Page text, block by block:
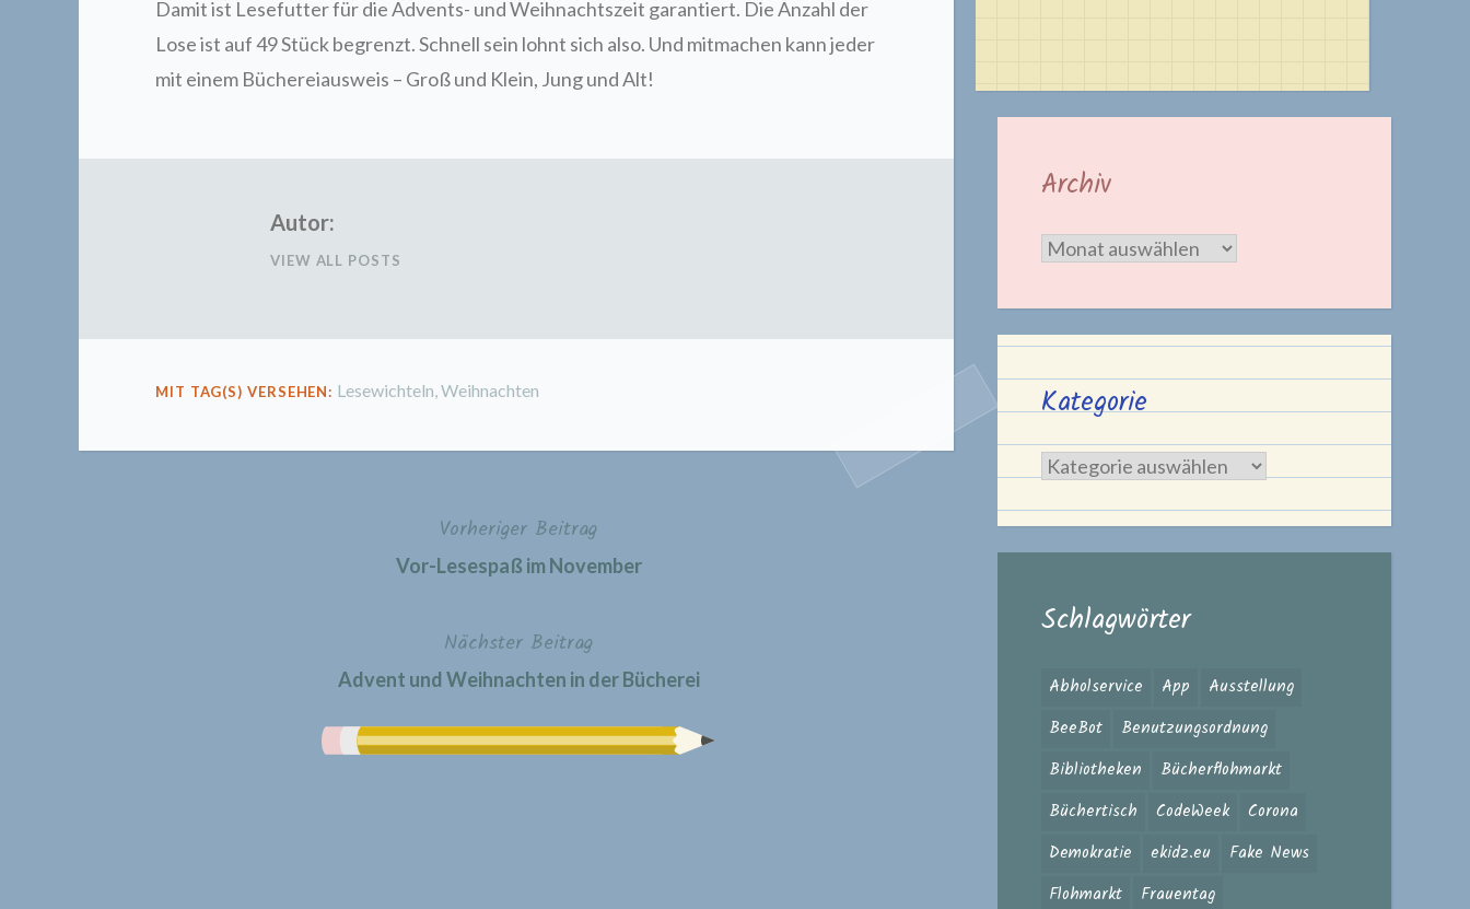
Damit ist Lesefutter für die Advents- und Weihnachtszeit garantiert. Die Anzahl der
Lose ist auf 49 Stück begrenzt. Schnell sein lohnt sich also. Und mitmachen kann jeder
mit einem Büchereiausweis – Groß und Klein, Jung und Alt!
Autor:
VIEW ALL POSTS
MIT TAG(S) VERSEHEN: Lesewichteln ,Weihnachten
Vorheriger Beitrag
Vor-Lesespaß im November
Nächster Beitrag
Advent und Weihnachten in der Bücherei
Archiv
Archiv
Kategorie
Kategorie
Schlagwörter
Abholservice App
Ausstellung
BeeBot
Benutzungsordnung
Bibliotheken
Bücherflohmarkt
Büchertisch
CodeWeek
Corona
Demokratie
ekidz.eu
Fake News
Flohmarkt
Frauentag